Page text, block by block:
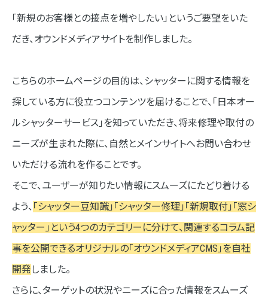
「新規のお客様との接点を増やしたい」というご要望をいた
だき、オウンドメディアサイトを制作しました。
こちらのホームページの目的は、シャッターに関する情報を
探している方に役立つコンテンツを届けることで、「日本オー
ルシャッターサービス」を知っていただき、将来修理や取付の
ニーズが生まれた際に、自然とメインサイトへお問い合わせ
いただける流れを作ることです。
そこで、ユーザーが知りたい情報にスムーズにたどり着ける
よう、 「シャッター豆知識」「シャッター修理」「新規取付」「窓シ
ャッター」という4つのカテゴリーに分けて、関連するコラム記
事を公開できるオリジナルの「オウンドメディアCMS」を自社
開発しました。
さらに、ターゲットの状況やニーズに合った情報をスムーズ